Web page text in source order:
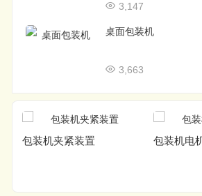
3,147
桌面包装机
3,663
包装机夹紧装置 包装机电